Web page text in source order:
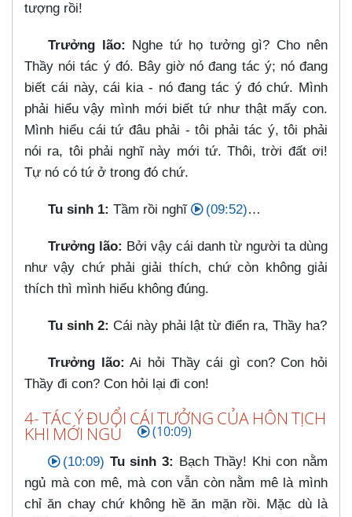
tượng rồi!
Trưởng lão: Nghe tứ họ tưởng gì? Cho nên
Thầy nói tác ý đó. Bây giờ nó đang tác ý; nó đang
biết cái này, cái kia - nó đang tác ý đó chứ. Mình
phải hiểu vậy mình mới biết tứ như thật mấy con.
Mình hiểu cái tứ đâu phải - tôi phải tác ý, tôi phải
nói ra, tôi phải nghĩ này mới tứ. Thôi, trời đất ơi!
Tự nó có tứ ở trong đó chứ.
Tu sinh 1: Tầm rồi nghĩ (09:52)…​
Trưởng lão: Bởi vậy cái danh từ người ta dùng
như vậy chứ phải giải thích, chứ còn không giải
thích thì mình hiểu không đúng.
Tu sinh 2: Cái này phải lật từ điển ra, Thầy ha?
Trưởng lão: Ai hỏi Thầy cái gì con? Con hỏi
Thầy đi con? Con hỏi lại đi con!
4- TÁC Ý ĐUỔI CÁI TƯỞNG CỦA HÔN TỊCH
KHI MỚI NGỦ (10:09)
(10:09) Tu sinh 3: Bạch Thầy! Khi con nằm
ngủ mà con mê, mà con vẫn còn nằm mê là mình
chỉ ăn chay chứ không hề ăn mặn rồi. Mặc dù là